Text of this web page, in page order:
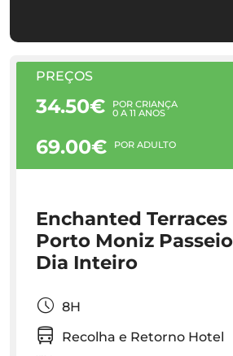
PREÇOS
34.50€ POR CRIANÇA
0 A 11 ANOS
69.00€ POR ADULTO
Enchanted
Porto Moniz
Dia Inteiro
8H
Recolha e Retorno